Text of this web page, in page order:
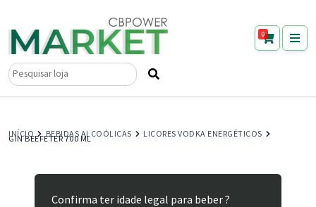
0
Pesquisar
INÍCIO BEBIDAS ALCOÓLICAS LICORES VODKA ENERGÉTICOS
GIN BEEFETER 700 ML
Confirma ter idade legal para beber ?